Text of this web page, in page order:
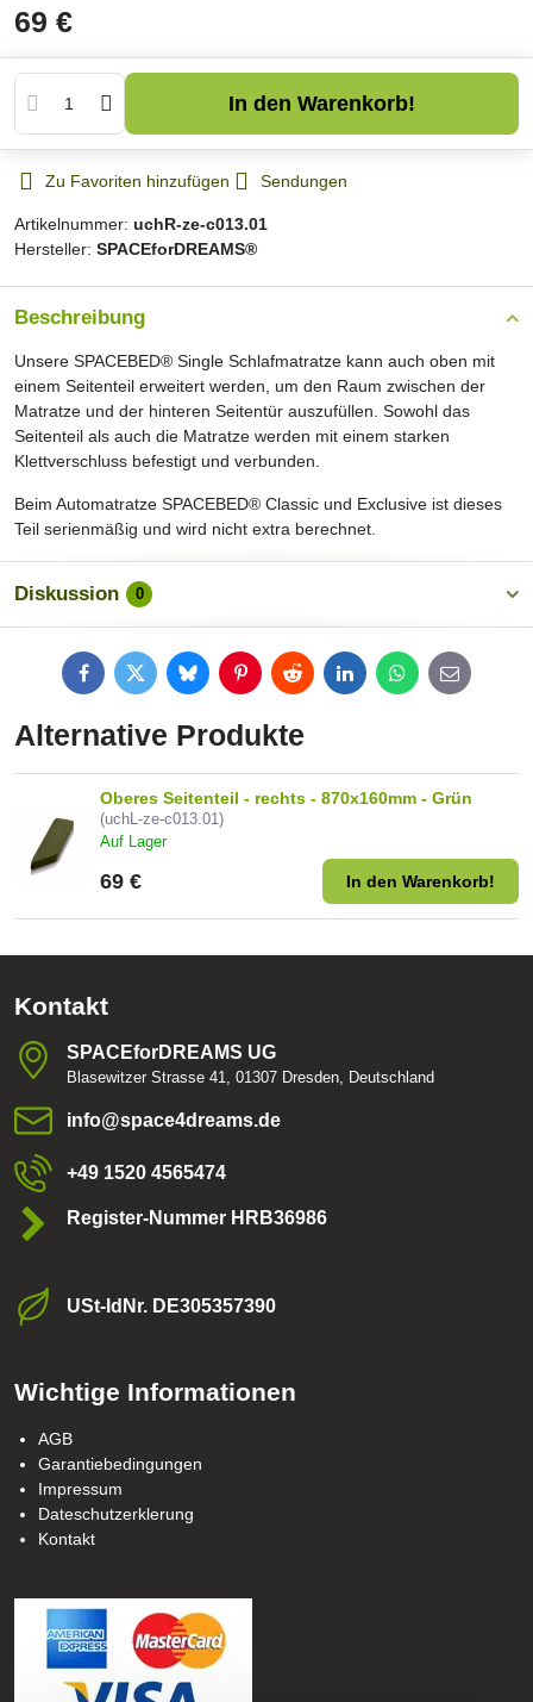
69 €
In den Warenkorb!
Zu Favoriten hinzufügen Sendungen
Artikelnummer: uchR-ze-c013.01
Hersteller: SPACEforDREAMS®
Beschreibung
Unsere SPACEBED® Single Schlafmatratze kann auch oben mit
einem Seitenteil erweitert werden, um den Raum zwischen der
Matratze und der hinteren Seitentür auszufüllen. Sowohl das
Seitenteil als auch die Matratze werden mit einem starken
Klettverschluss befestigt und verbunden.
Beim Automatratze SPACEBED® Classic und Exclusive ist dieses
Teil serienmäßig und wird nicht extra berechnet.
Diskussion 0
FacebookTwitterBlueskyPinterestRedditLinkedInWhatsApp
E-
mail
Alternative Produkte
Oberes Seitenteil - rechts - 870x160mm - Grün
(uchL-ze-c013.01)
Auf Lager
69 € In den Warenkorb!
Kontakt
SPACEforDREAMS UG
Blasewitzer Strasse 41, 01307 Dresden, Deutschland
info​@space4dreams​.de
+49 1520 4565474
Register-Nummer HRB36986
USt-ldNr​. DE305357390
Wichtige Informationen
AGB
Garantiebedingungen
Impressum
Dateschutzerklerung
Kontakt